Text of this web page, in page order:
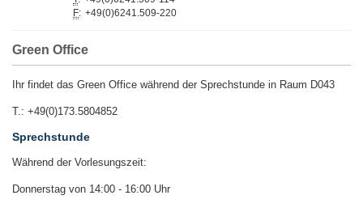
F: +49(0)6241.509-220
Green Office
Ihr findet das Green Office während der Sprechstunde in Raum D043
T.: +49(0)173.5804852
Sprechstunde
Während der Vorlesungszeit:
Donnerstag von 14:00 - 16:00 Uhr